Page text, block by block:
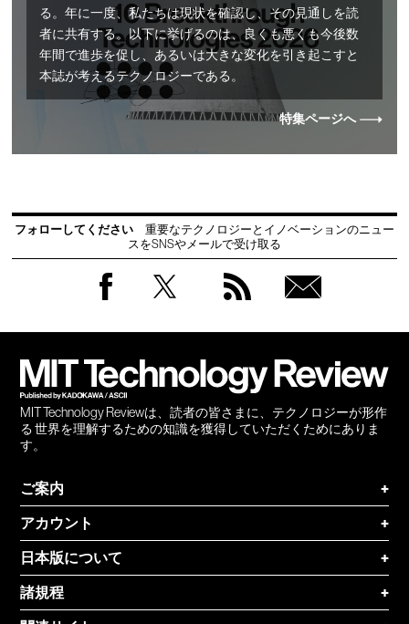
る。年に一度、私たちは現状を確認し、その見通しを読
者に共有する。以下に挙げるのは、良くも悪くも今後数
年間で進歩を促し、あるいは大きな変化を引き起こすと
本誌が考えるテクノロジーである。
特集ページへ
フォローしてください
重要なテクノロジーとイノベーションのニュー
スをSNSやメールで受け取る
MIT Technology Reviewは、読者の皆さまに、テクノロジーが形作
る 世界を理解するための知識を獲得していただくためにありま
す。
ご案内
+
アカウント
+
日本版について
+
諸規程
+